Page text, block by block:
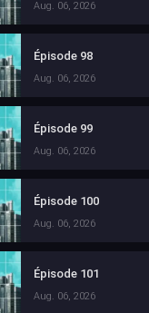
Aug. 06, 2026
Épisode 98
Aug. 06, 2026
Épisode 99
Aug. 06, 2026
Épisode 100
Aug. 06, 2026
Épisode 101
Aug. 06, 2026